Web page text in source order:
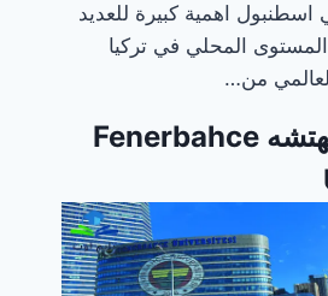
اسطنبول اهمية كبيرة للعديد
المحلي في تركيا
من…
جامعة فنار بهتشه Fenerbahce